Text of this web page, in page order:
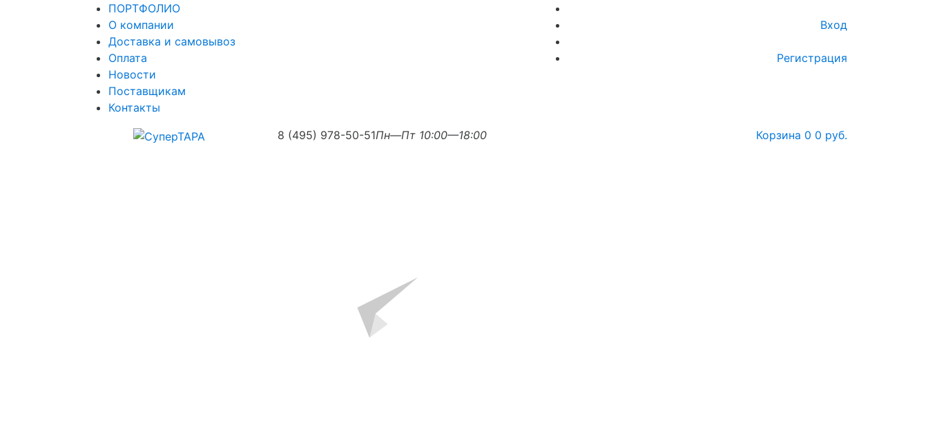
ПОРТФОЛИО
О компании
Доставка и самовывоз
Оплата
Новости
Поставщикам
Контакты
Вход
Регистрация
8 (495) 978-50-51Пн—Пт 10:00—18:00 Корзина 0 0 руб.